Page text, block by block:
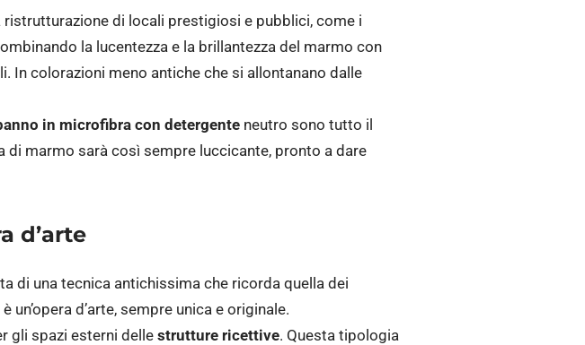
di locali prestigiosi e pubblici, come i
la lucentezza e la brillantezza del marmo con
In colorazioni meno antiche che si allontanano dalle
in microfibra con detergente neutro sono tutto il
di marmo sarà così sempre luccicante, pronto a dare
d’arte
di una tecnica antichissima che ricorda quella dei
d’arte, sempre unica e originale.
gli spazi esterni delle strutture ricettive. Questa tipologia